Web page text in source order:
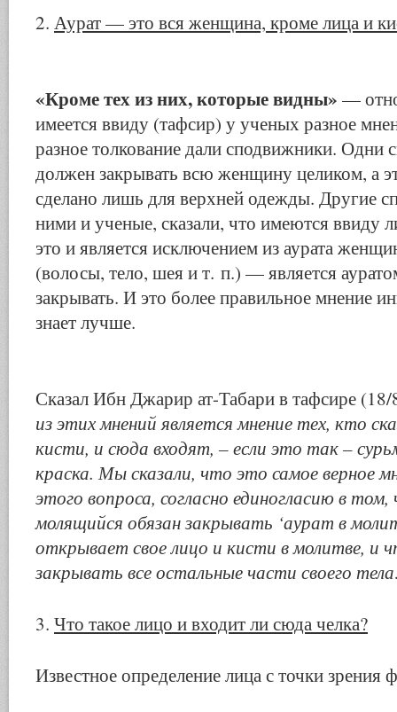
2. Аурат — это вся женщина, кроме лица и
«Кроме тех из них, которые видны» —
имеется ввиду (тафсир) у ученых разное
разное толкование дали сподвижники. Одни
должен закрывать всю женщину целиком, а
сделано лишь для верхней одежды. Другие
ними и ученые, сказали, что имеются ввиду
это и является исключением из аурата
(волосы, тело, шея и т. п.) — является
закрывать. И это более правильное мнение
знает лучше.
Сказал Ибн Джарир ат-Табари в тафсире
из этих мнений является мнение тех, кто
кисти, и сюда входят, – если это так –
краска. Мы сказали, что это самое верное
этого вопроса, согласно единогласию в
молящийся обязан закрывать ‘аурат в
открывает свое лицо и кисти в молитве, и
закрывать все остальные части своего
3. Что такое лицо и входит ли сюда челка?
Известное определение лица с точки зрения